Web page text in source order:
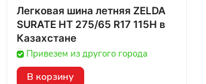
Легковая шина летняя ZELDA
SURATE HT 275/65 R17 115H в
Казахстане
Привезем из другого города
В корзину